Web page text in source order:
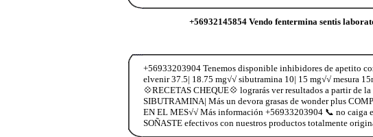
+56932145854 Vendo fentermina sentis
+56933203904 Tenemos disponible inhibidores de apetito
elvenir 37.5| 18.75 mg√√ sibutramina 10| 15 mg√√ mesura
💠RECETAS CHEQUE💠 lograrás ver resultados a partir de
SIBUTRAMINA| Más un devora grasas de wonder plus
EN EL MES√√ Más información +56933203904 📞 no caiga
SOÑASTE efectivos con nuestros productos totalmente